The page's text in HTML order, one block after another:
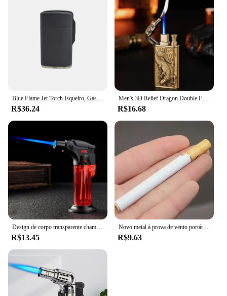
R$36.24
Men's 3D Relief Dragon Double Fire Isqueiro, Open Fire Conversão, Metal Windproof Jet, Crocodilo, Fumar Isqueiro a Gás, Presente, 2024
R$16.68
Design de corpo transparente chama de jato alto gás butano recarregável ajustável tocha de jato de butano mais leve ferramenta de ignição de chama
R$13.45
Novo metal à prova de vento portátil ignição visível janela ar inflável tocha mais leve cozinha ao ar livre ferramenta fumar masculino presente
R$9.63